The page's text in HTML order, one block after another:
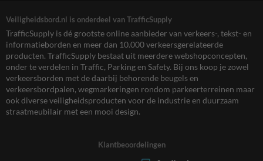
Veiligheidsbord.nl is onderdeel van TrafficSupply
TrafficSupply is dé grootste online aanbieder van verkeers-, tekst- en
informatieborden en meer dan 10.000 verkeersgerelateerde
producten. TrafficSupply bestaat uit meerdere webshopconcepten,
onder te verdelen in Traffic, Parking en Safety. Bij ons koop je zowel
verkeersborden met de daarbij behorende beugels en
verkeersbordpalen, wegmarkeringen rondom parkeerterreinen maar
ook diverse veiligheidsproducten voor de industrie en duurzaam
straatmeubilair met een mooi design.
Klantbeoordelingen